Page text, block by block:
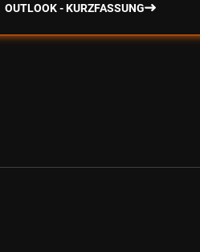
OUTLOOK - KURZFASSUNG